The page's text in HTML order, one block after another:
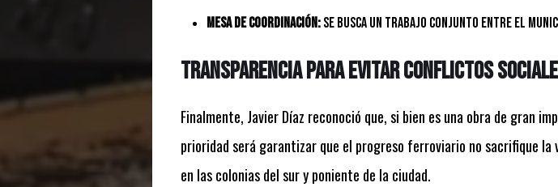
Mesa de Coordinación:Se busca un trabajo conjunto entre el
Transparencia para evitar conflictos
Finalmente, Javier Díaz reconoció que, si bien es una obra de gran
prioridad será garantizar que el progreso ferroviario no sacrifique
en las colonias del sur y poniente de la ciudad.